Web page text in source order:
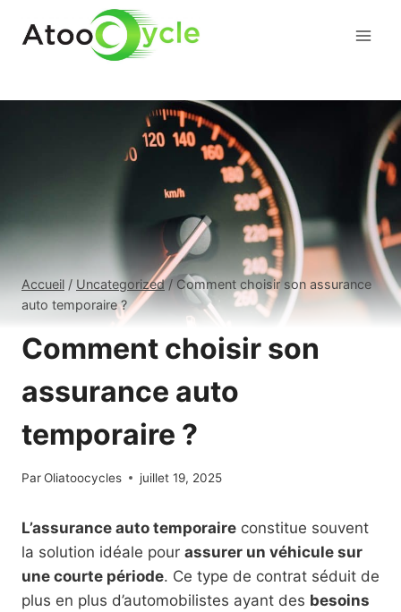
Accueil / Uncategorized / Comment choisir son assurance
auto temporaire ?
Comment choisir son
assurance auto
temporaire ?
ParOliatoocycles juillet 19, 2025
L’assurance auto temporaire constitue souvent
la solution idéale pour assurer un véhicule sur
une courte période. Ce type de contrat séduit de
plus en plus d’automobilistes ayant des besoins